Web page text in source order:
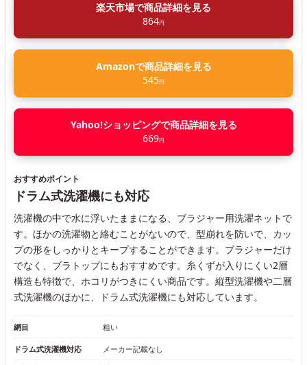
楽天市場で商品詳細を見る
864円
Amazonで商品詳細を見る
545円
Yahoo!ショッピングで商品詳細を見る
669円
おすすめポイント
ドラム式洗濯機にも対応
洗濯機の中で水に浮いたままになる、ブラジャー用洗濯ネットで
す。ほかの洗濯物と絡むことがないので、型崩れを防いで、カッ
プの形をしっかりとキープすることができます。ブラジャーだけ
でなく、ブラトップにもおすすめです。糸くずが入りにくい2層
構造も特徴で、ホコリがつきにくい商品です。縦型洗濯機や二層
式洗濯機のほかに、ドラム式洗濯機にも対応しています。
網目 粗い
ドラム式洗濯機対応 メーカー記載なし